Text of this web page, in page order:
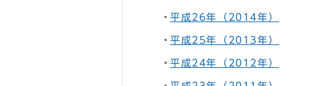
平成26年（2014年）
平成25年（2013年）
平成24年（2012年）